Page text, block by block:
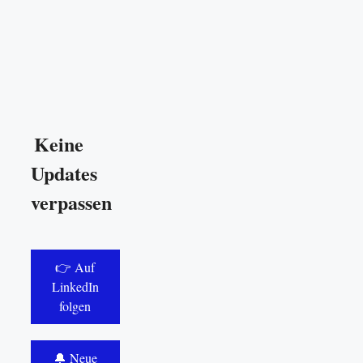
Keine
Updates
verpassen
👉 Auf
LinkedIn
folgen
🔔 Neue